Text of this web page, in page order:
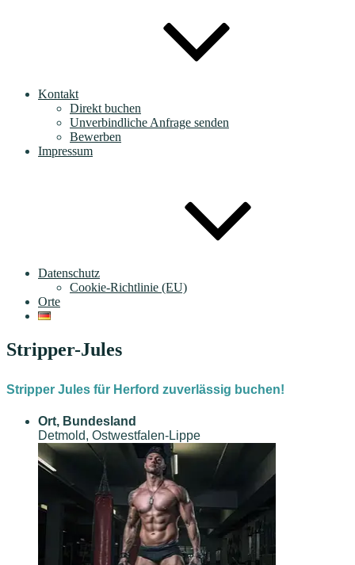
Kontakt
Direkt buchen
Unverbindliche Anfrage senden
Bewerben
Impressum
Datenschutz
Cookie-Richtlinie (EU)
Orte
Stripper-Jules
Stripper Jules für Herford zuverlässig buchen!
Ort, Bundesland
Detmold, Ostwestfalen-Lippe